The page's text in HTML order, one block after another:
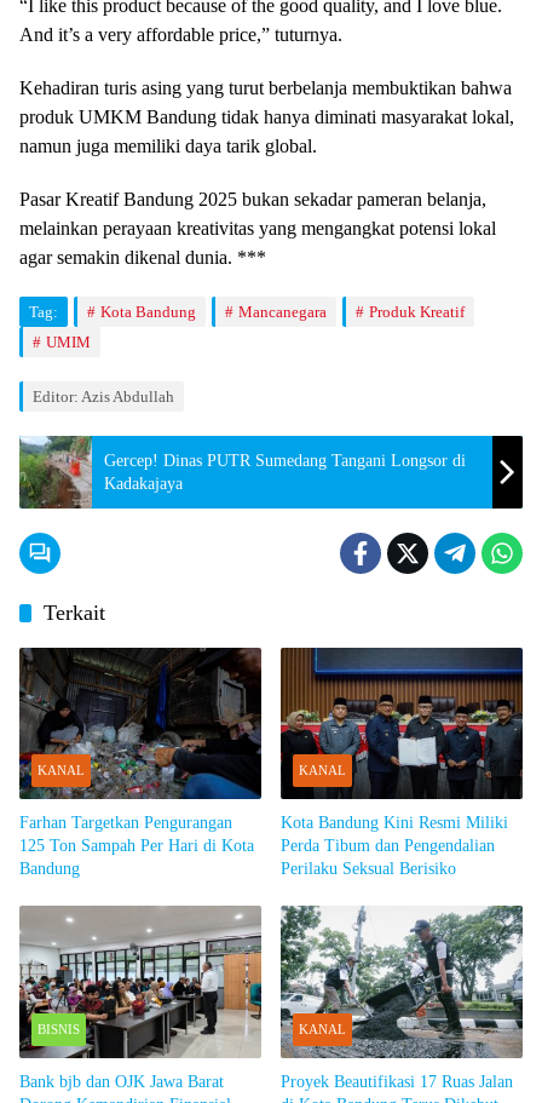
“I like this product because of the good quality, and I love blue.
And it’s a very affordable price,” tuturnya.
Kehadiran turis asing yang turut berbelanja membuktikan bahwa
produk UMKM Bandung tidak hanya diminati masyarakat lokal,
namun juga memiliki daya tarik global.
Pasar Kreatif Bandung 2025 bukan sekadar pameran belanja,
melainkan perayaan kreativitas yang mengangkat potensi lokal
agar semakin dikenal dunia. ***
Tag: Kota Bandung Mancanegara
Produk Kreatif
UMIM
Editor: Azis Abdullah
Gercep! Dinas PUTR Sumedang Tangani Longsor di
Kadakajaya
Terkait
KANAL
Farhan Targetkan Pengurangan
125 Ton Sampah Per Hari di Kota
Bandung
KANAL
Kota Bandung Kini Resmi Miliki
Perda Tibum dan Pengendalian
Perilaku Seksual Berisiko
BISNIS
Bank bjb dan OJK Jawa Barat
KANAL
Proyek Beautifikasi 17 Ruas Jalan